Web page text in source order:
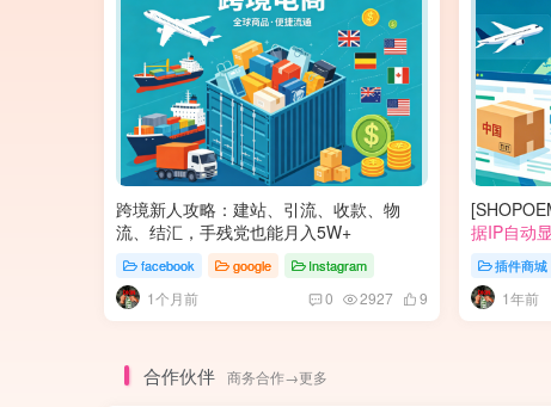
跨境新人攻略：建站、引流、收款、物
流、结汇，手残党也能月入5W+
facebook google Instagram
1个月前 0 2927 9
据IP自动
插件商城
1年前
合作伙伴 商务合作→更多